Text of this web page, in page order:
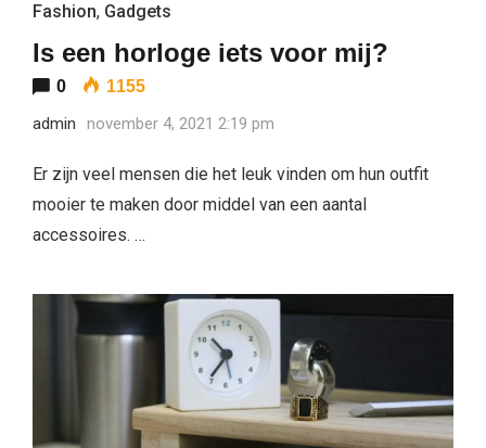
Fashion, Gadgets
Is een horloge iets voor mij?
0 1155
admin november 4, 2021 2:19 pm
Er zijn veel mensen die het leuk vinden om hun outfit
mooier te maken door middel van een aantal
accessoires. …